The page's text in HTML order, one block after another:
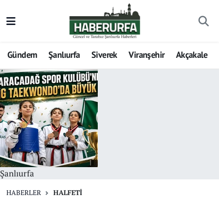
Gündem Şanlıurfa Siverek Viranşehir Akçakale
Şanlıurfa
HABERLER HALFETI